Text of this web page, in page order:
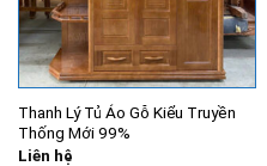
Thanh Lý Tủ Áo Gỗ Kiểu Truyền
Thống Mới 99%
Liên hệ